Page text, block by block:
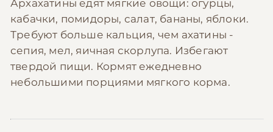
Архахатины едят мягкие овощи: огурцы,
кабачки, помидоры, салат, бананы, яблоки.
Требуют больше кальция, чем ахатины -
сепия, мел, яичная скорлупа. Избегают
твердой пищи. Кормят ежедневно
небольшими порциями мягкого корма.